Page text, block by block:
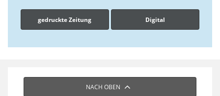
gedruckte Zeitung Digital
NACH OBEN